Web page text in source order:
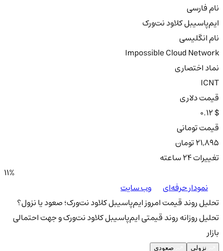
نام فارسی
ایم‌پاسیبل کلاود نت‌ورک
نام انگلیسی
Impossible Cloud Network
نماد اختصاری
ICNT
قیمت دلاری
0.12 $
قیمت تومانی
21,895 تومان
تغییرات ۲۴ ساعته
11%
نمودار حرفه‌ای
وب سایت
تحلیل روند قیمت امروز ایم‌پاسیبل کلاود نت‌ورک؛ صعود یا نزول؟
تحلیل روزانه روند قیمتی ایم‌پاسیبل کلاود نت‌ورک و جهت احتمالی
بازار
نزولی صعودی